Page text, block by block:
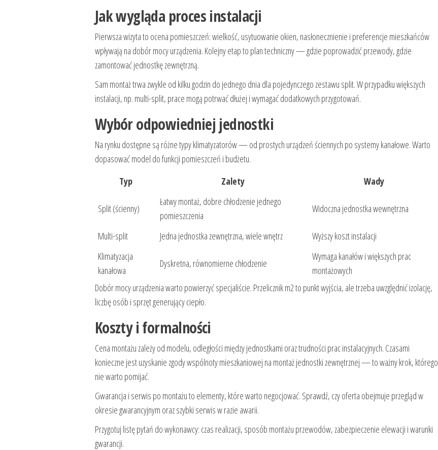
Jak wygląda proces instalacji
Pierwsza wizyta to ocena pomieszczeń: wielkość, usytuowanie okien, nasłonecznienie i preferencje mieszkańców
wpływają na dobór mocy urządzenia. Kolejny etap to plan techniczny — gdzie poprowadzić przewody, gdzie
zamontować jednostkę zewnętrzną.
Sam montaż trwa zwykle od kilku godzin do jednego dnia dla pojedynczego zestawu split. W przypadku większych
instalacji, np. multi-split, prace mogą potrwać dłużej i wymagać dodatkowych przygotowań.
Wybór odpowiedniej jednostki
Na rynku dostępne są różne typy klimatyzatorów — od prostych urządzeń ściennych po systemy kanałowe. Warto
dopasować model do funkcji pomieszczeń i budżetu.
Typ
Zalety Wady
Split (ścienny)
Łatwy montaż, dobre chłodzenie jednego
pomieszczenia
Widoczna jednostka wewnętrzna
Multi-split Jedna jednostka zewnętrzna, wiele wnętrz
Wyższy koszt instalacji
Klimatyzacja
kanałowa
Dyskretna, równomierne chłodzenie
Wymaga kanałów i większych prac
montażowych
Dobór mocy urządzenia warto powierzyć specjaliście. Przelicznik m2 to punkt wyjścia, ale trzeba uwzględnić izolację,
liczbę osób i sprzęt generujący ciepło.
Koszty i formalności
Cena montażu zależy od modelu, odległości między jednostkami oraz trudności prac instalacyjnych. Czasami
konieczne jest uzyskanie zgody wspólnoty mieszkaniowej na montaż jednostki zewnętrznej — to ważny krok, którego
nie warto pomijać.
Gwarancja i serwis po montażu to elementy, które warto negocjować. Sprawdź, czy oferta obejmuje przegląd w
okresie gwarancyjnym oraz szybki serwis w razie awarii.
Przygotuj listę pytań do wykonawcy: czas realizacji, sposób montażu przewodów, zabezpieczenie elewacji i warunki
gwarancji.